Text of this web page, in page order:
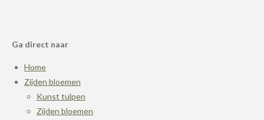
Ga direct naar
Home
Zijden bloemen
Kunst tulpen
Zijden bloemen